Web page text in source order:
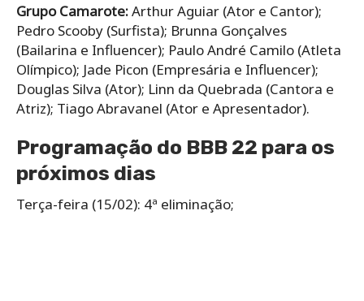
Grupo Camarote:Arthur Aguiar (Ator e Cantor);
Pedro Scooby (Surfista); Brunna Gonçalves
(Bailarina e Influencer); Paulo André Camilo (Atleta
Olímpico); Jade Picon (Empresária e Influencer);
Douglas Silva (Ator); Linn da Quebrada (Cantora e
Atriz); Tiago Abravanel (Ator e Apresentador).
Programação do BBB 22 para os
próximos dias
Terça-feira (15/02): 4ª eliminação;